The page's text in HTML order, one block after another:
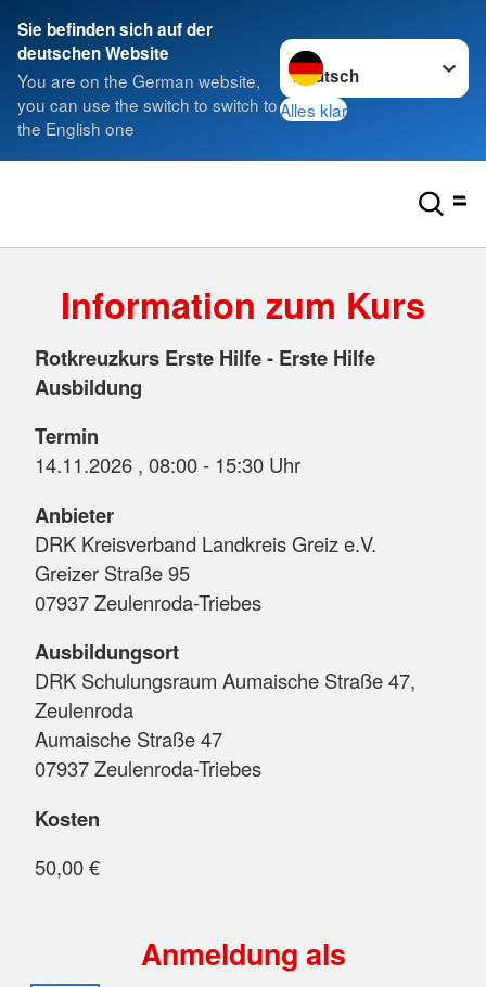
Sie befinden sich auf der
deutschen Website
You are on the German website,
you can use the switch to switch to
the English one
Sprache wechseln zu
Alles klar
Information zum Kurs
Rotkreuzkurs Erste Hilfe - Erste Hilfe
Ausbildung
Termin
14.11.2026 , 08:00 - 15:30 Uhr
Anbieter
DRK Kreisverband Landkreis Greiz e.V.
Greizer Straße 95
07937 Zeulenroda-Triebes
Ausbildungsort
DRK Schulungsraum Aumaische Straße 47,
Zeulenroda
Aumaische Straße 47
07937 Zeulenroda-Triebes
Kosten
50,00 €
Anmeldung als